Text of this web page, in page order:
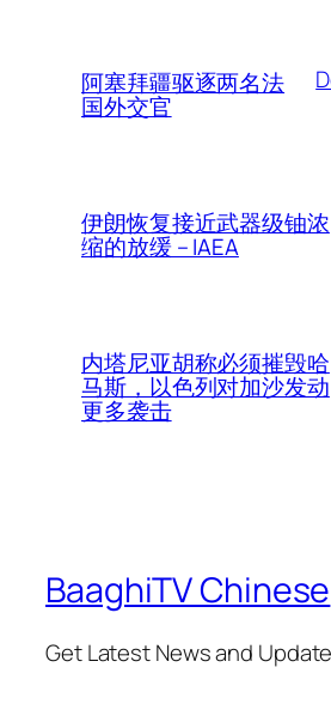
阿塞拜疆驱逐两名法
国外交官
伊朗恢复接近武器级铀浓
缩的放缓 – IAEA
内塔尼亚胡称必须摧毁哈
马斯，以色列对加沙发动
更多袭击
BaaghiTV Chinese
Get Latest News and